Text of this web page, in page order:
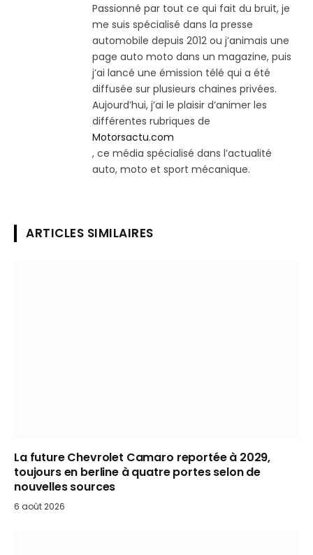
Passionné par tout ce qui fait du bruit, je
me suis spécialisé dans la presse
automobile depuis 2012 ou j’animais une
page auto moto dans un magazine, puis
j’ai lancé une émission télé qui a été
diffusée sur plusieurs chaines privées.
Aujourd’hui, j’ai le plaisir d’animer les
différentes rubriques de
Motorsactu.com
, ce média spécialisé dans l’actualité
auto, moto et sport mécanique.
ARTICLES SIMILAIRES
La future Chevrolet Camaro reportée à 2029,
toujours en berline à quatre portes selon de
nouvelles sources
6 août 2026